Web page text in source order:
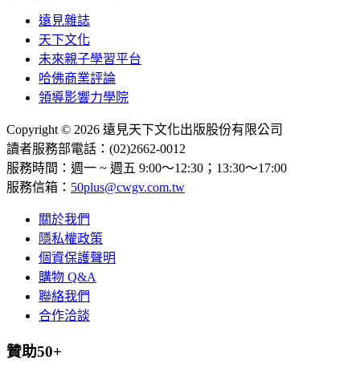
遠見雜誌
天下文化
未來親子學習平台
哈佛商業評論
領導影響力學院
Copyright © 2026 遠見天下文化出版股份有限公司
讀者服務部電話：(02)2662-0012
服務時間：週一 ~ 週五 9:00～12:30；13:30～17:00
服務信箱： 50plus@cwgv.com.tw
關於我們
隱私權政策
個資保護聲明
購物 Q&A
聯絡我們
合作洽談
贊助50+